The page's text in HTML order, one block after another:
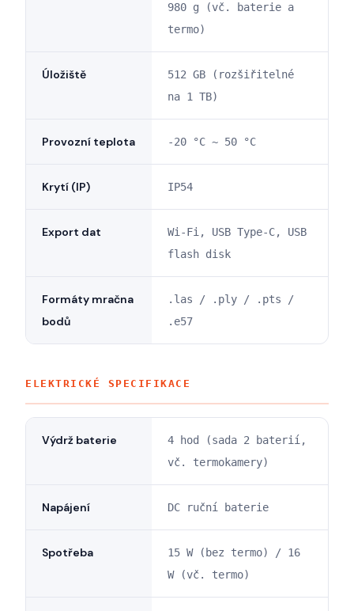
980 g (vč. baterie a
termo)
Úložiště
512 GB (rozšiřitelné
na 1 TB)
Provozní teplota -20 °C ~ 50 °C
Krytí (IP) IP54
Export dat
Wi-Fi, USB Type-C, USB
flash disk
Formáty mračna
bodů
.las / .ply / .pts /
.e57
ELEKTRICKÉ SPECIFIKACE
Výdrž baterie
4 hod (sada 2 baterií,
vč. termokamery)
Napájení DC ruční baterie
Spotřeba
15 W (bez termo) / 16
W (vč. termo)